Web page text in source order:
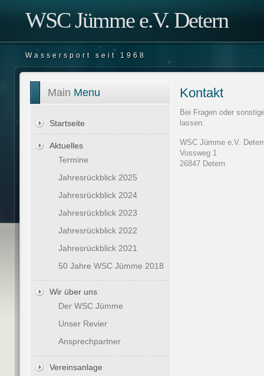
WSC Jümme e.V. Detern
Wassersport seit 1968
Main Menu
Startseite
Aktuelles
Termine
Jahresrückblick 2025
Jahresrückblick 2024
Jahresrückblick 2023
Jahresrückblick 2022
Jahresrückblick 2021
50 Jahre WSC Jümme 2018
Wir über uns
Der WSC Jümme
Unser Revier
Ansprechpartner
Vereinsanlage
Kontakt
Bei Fragen oder
lassen.
WSC Jümme e.V.
Vossweg 1
26847 Detern